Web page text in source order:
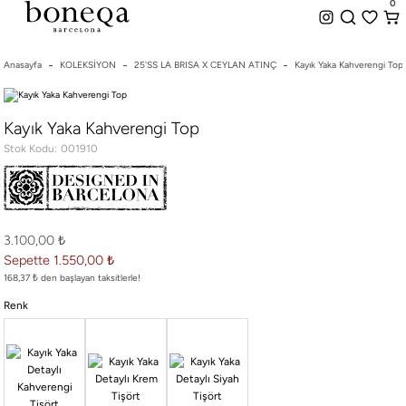
%50 ye Varan İndirim Hemen Teslim Seçeneği 0
Anasayfa KOLEKSİYON 25'SS LA BRISA X CEYLAN ATINÇ Kayık Yaka Kahverengi Top
Kayık Yaka Kahverengi Top
Stok Kodu 001910
3.100,00 ₺
Sepette 1.550,00 ₺
168,37 ₺ den başlayan taksitlerle!
Renk
0
26 SS İLKBAHAR-YAZ
25/26 SONBAHAR-KIŞ
TÜM KOLEKSİYONLAR
ELBİSE
BLUZ & GÖMLEK
ETEK
PANTOLON
PARTİ & GECE KOLEKSİYONU
TiŞÖRT
SPOR KOLEKSİYON